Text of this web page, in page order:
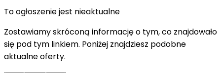
To ogłoszenie jest nieaktualne
Zostawiamy skróconą informację o tym, co znajdowało
się pod tym linkiem. Poniżej znajdziesz podobne
aktualne oferty.